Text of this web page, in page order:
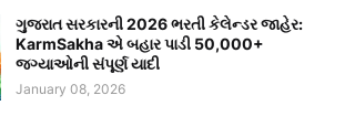
ગુજરાત સરકારની 2026 ભરતી કેલેન્ડર જાહેર:
KarmSakha એ બહાર પાડી 50,000+
જગ્યાઓની સંપૂર્ણ યાદી
January 08, 2026